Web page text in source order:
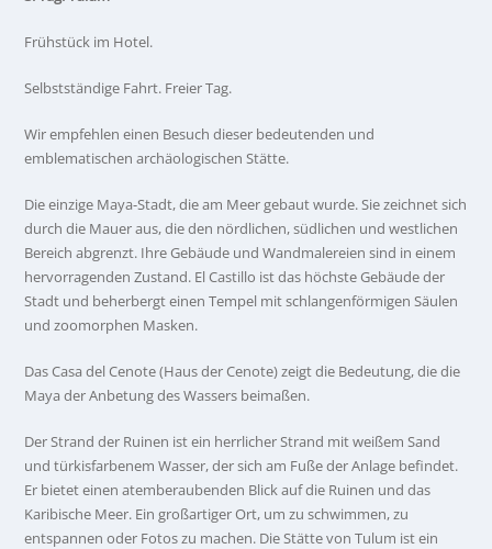
Frühstück im Hotel.
Selbstständige Fahrt. Freier Tag.
Wir empfehlen einen Besuch dieser bedeutenden und
emblematischen archäologischen Stätte.
Die einzige Maya-Stadt, die am Meer gebaut wurde. Sie zeichnet sich
durch die Mauer aus, die den nördlichen, südlichen und westlichen
Bereich abgrenzt. Ihre Gebäude und Wandmalereien sind in einem
hervorragenden Zustand. El Castillo ist das höchste Gebäude der
Stadt und beherbergt einen Tempel mit schlangenförmigen Säulen
und zoomorphen Masken.
Das Casa del Cenote (Haus der Cenote) zeigt die Bedeutung, die die
Maya der Anbetung des Wassers beimaßen.
Der Strand der Ruinen ist ein herrlicher Strand mit weißem Sand
und türkisfarbenem Wasser, der sich am Fuße der Anlage befindet.
Er bietet einen atemberaubenden Blick auf die Ruinen und das
Karibische Meer. Ein großartiger Ort, um zu schwimmen, zu
entspannen oder Fotos zu machen. Die Stätte von Tulum ist ein